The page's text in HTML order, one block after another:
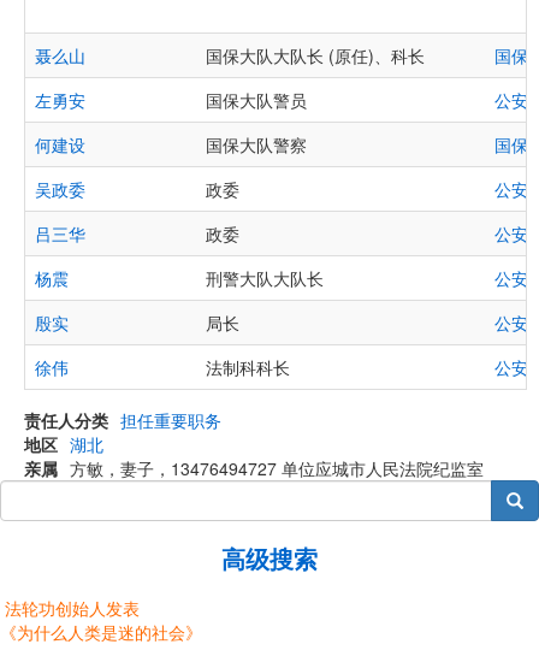
聂么山 国保大队大队长 (原任)、科长
国保
左勇安
国保大队警员 公安
何建设
国保大队警察
国保
吴政委
政委
公安
吕三华
政委
公安
杨震
刑警大队大队长
公安
殷实
局长
公安
徐伟
法制科科长 公安
责任人分类 担任重要职务
地区 湖北
亲属 方敏，妻子，13476494727 单位应城市人民法院纪监室
搜索
高级搜索
法轮功创始人发表
《为什么人类是迷的社会》